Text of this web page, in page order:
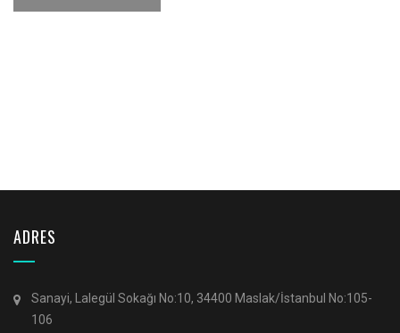
ADRES
Sanayi, Lalegül Sokağı No:10, 34400 Maslak/İstanbul No:105-
106